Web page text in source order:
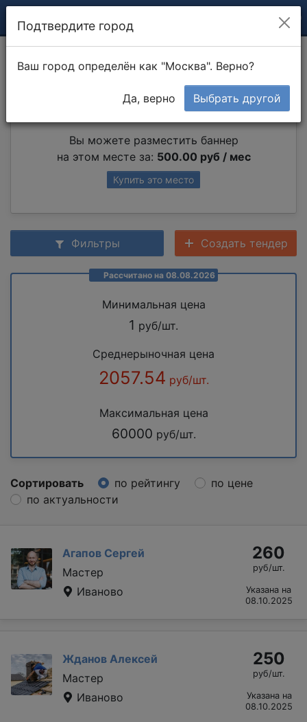
Покраска откосов
Вы можете разместить баннер
на этом месте за: 500.00 руб / мес
Купить это место
Фильтры Создать тендер
Рассчитано на 08.08.2026
Минимальная цена
1 руб/шт.
Среднерыночная цена
2057.54 руб/шт.
Максимальная цена
60000 руб/шт.
Сортировать по рейтингу
по цене
по актуальности
Агапов Сергей
Мастер
Иваново
260
руб/шт.
Указана на
08.10.2025
Жданов Алексей
Мастер
Иваново
250
руб/шт.
Указана на
08.10.2025
Подтвердите город
Ваш город определён как "Москва". Верно?
Да, верно Выбрать другой